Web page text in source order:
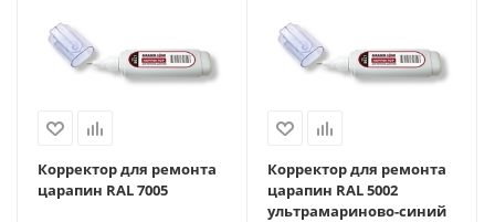
Корректор для ремонта
царапин RAL 7005
Корректор для ремонта
царапин RAL 5002
ультрамариново-синий